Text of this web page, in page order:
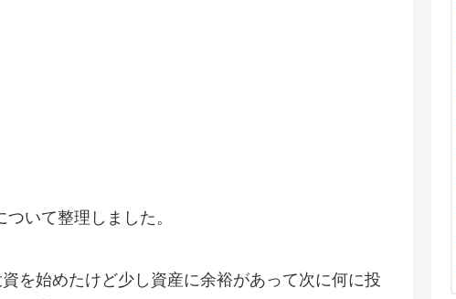
いて整理しました。
を始めたけど少し資産に余裕があって次に何に投